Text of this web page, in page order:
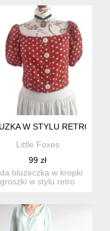
W STYLU RETRO
Little Foxes
99 zł
bluzeczka w kropki
groszki w stylu retro